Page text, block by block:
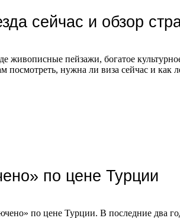
сейчас и обзор
живописные пейзажи, богатое
посмотреть, нужна ли виза сейчас и
по цене Турции
по цене Турции. В последние два